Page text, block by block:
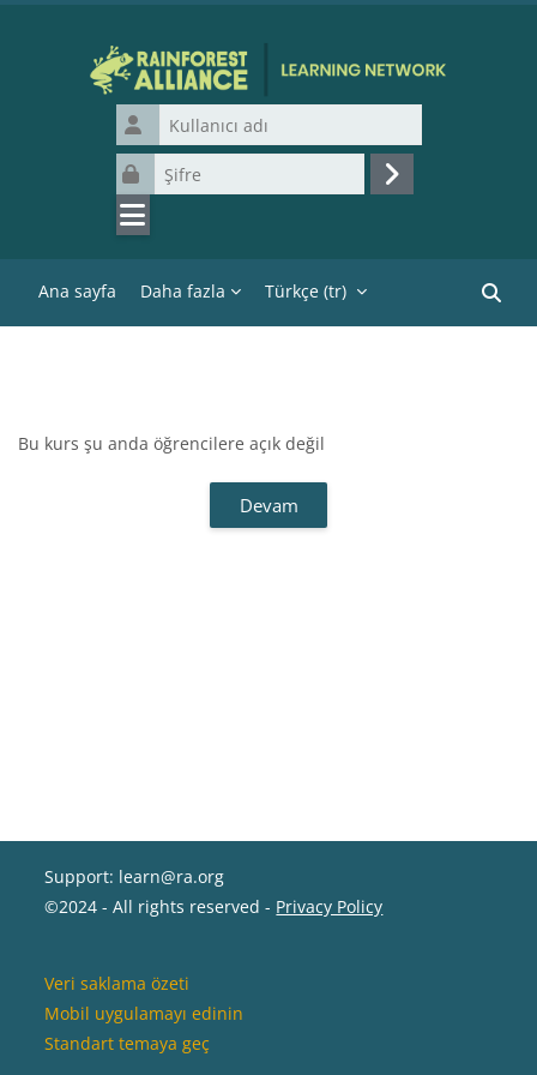
Kullanıcı adı
Şifre
Giriş yap
Ana sayfa Daha fazla Türkçe ‎(tr)‎
Bu kurs şu anda öğrencilere açık değil
Devam
Support: learn@ra.org
©2024 - All rights reserved - Privacy Policy
Veri saklama özeti
Mobil uygulamayı edinin
Standart temaya geç